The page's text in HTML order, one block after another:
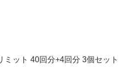
ミット 40回分+4回分 3個セット